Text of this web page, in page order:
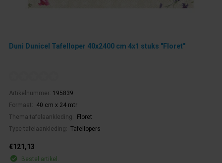
Duni Dunicel Tafelloper 40x2400 cm 4x1 stuks "Floret"
Artikelnummer: 195839
Formaat:
40 cm x 24 mtr
Thema tafelaankleding:
Floret
Type tafelaankleding:
Tafellopers
€121,13
Bestel artikel.